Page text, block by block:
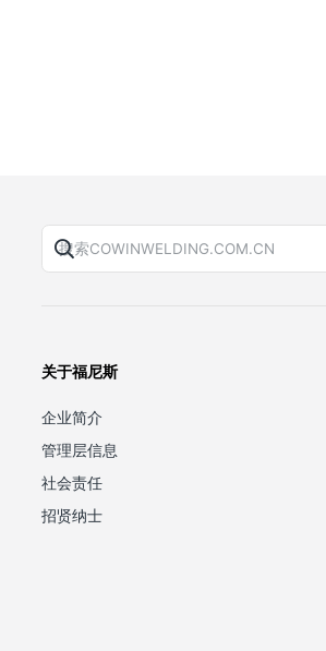
关于福尼斯
企业简介
管理层信息
社会责任
招贤纳士